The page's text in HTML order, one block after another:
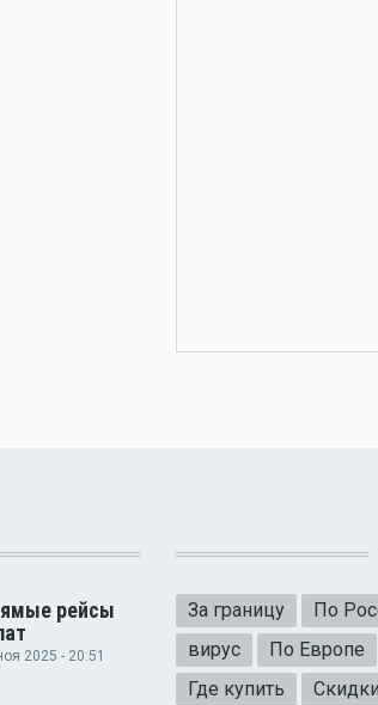
рейсы
2025 - 20:51
За границу По
вирус
По Европе
Где купить
Скидки